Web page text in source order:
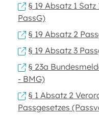
§ 19 Absatz 1
PassG)
§ 19 Absatz 2
§ 19 Absatz 3
§ 23a
- BMG)
§ 1 Absatz 2
Passgesetzes